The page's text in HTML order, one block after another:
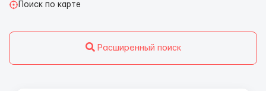
Поиск по карте
Расширенный поиск